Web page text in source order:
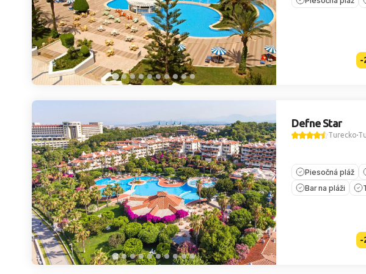
-
Defne Star
Turecko
Piesočná pláž
Bar na pláži
-